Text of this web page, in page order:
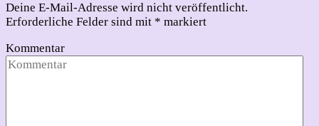
Deine E-Mail-Adresse wird nicht veröffentlicht.
Erforderliche Felder sind mit * markiert
Kommentar